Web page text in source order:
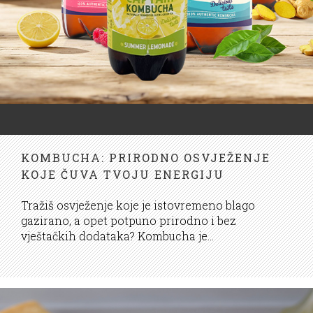
KOMBUCHA: PRIRODNO OSVJEŽENJE
KOJE ČUVA TVOJU ENERGIJU
Tražiš osvježenje koje je istovremeno blago
gazirano, a opet potpuno prirodno i bez
vještačkih dodataka? Kombucha je...